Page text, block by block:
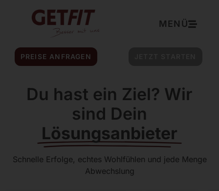
springen
MENÜ
PREISE ANFRAGEN
Du hast ein Ziel? Wir
sind Dein
Lösungsanbieter
Schnelle Erfolge, echtes Wohlfühlen und jede Menge
Abwechslung